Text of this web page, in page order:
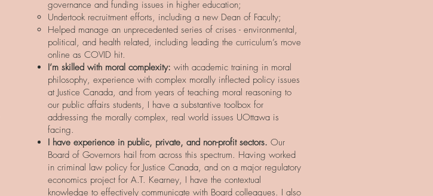
governance and funding issues in higher education;
Undertook recruitment efforts, including a new Dean of Faculty;
Helped manage an unprecedented series of crises - environmental,
political, and health related, including leading the curriculum’s move
online as COVID hit.
I’m skilled with moral complexity: with academic training in moral
philosophy, experience with complex morally inflected policy issues
at Justice Canada, and from years of teaching moral reasoning to
our public affairs students, I have a substantive toolbox for
addressing the morally complex, real world issues UOttawa is
facing.
I have experience in public, private, and non-profit sectors. Our
Board of Governors hail from across this spectrum. Having worked
in criminal law policy for Justice Canada, and on a major regulatory
economics project for A.T. Kearney, I have the contextual
knowledge to effectively communicate with Board colleagues. I also